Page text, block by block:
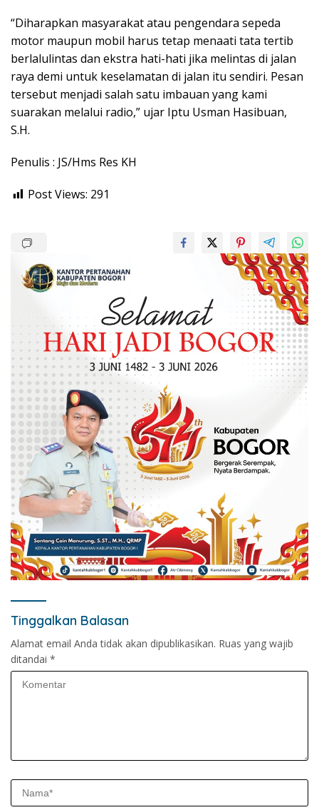
“Diharapkan masyarakat atau pengendara sepeda
motor maupun mobil harus tetap menaati tata tertib
berlalulintas dan ekstra hati-hati jika melintas di jalan
raya demi untuk keselamatan di jalan itu sendiri. Pesan
tersebut menjadi salah satu imbauan yang kami
suarakan melalui radio,” ujar Iptu Usman Hasibuan,
S.H.
Penulis : JS/Hms Res KH
Post Views: 291
Tinggalkan Balasan
Alamat email Anda tidak akan dipublikasikan. Ruas yang wajib
ditandai *